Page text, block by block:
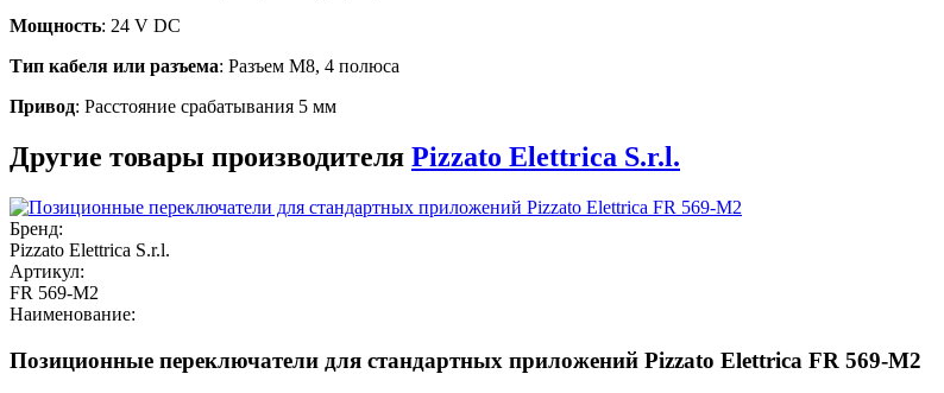
Мощность: 24 V DC
Тип кабеля или разъема: Разъем M8, 4 полюса
Привод: Расстояние срабатывания 5 мм
Другие товары производителя Pizzato Elettrica S.r.l.
Бренд:
Pizzato Elettrica S.r.l.
Артикул:
FR 569-M2
Наименование:
Позиционные переключатели для стандартных приложений Pizzato Elettrica FR 569-M2